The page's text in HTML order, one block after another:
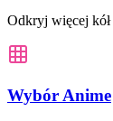
Odkryj więcej
Wybór Anime